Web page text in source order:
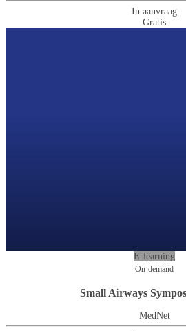
In aanvraag
Gratis
E-learning
On-demand
Small Airways
MedNet